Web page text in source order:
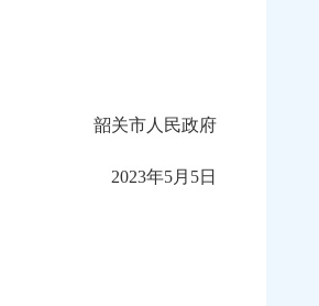
韶关市人民政府
2023年5月5日